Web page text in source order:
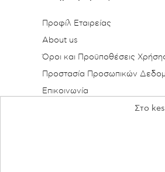
Προφίλ Εταιρείας
About us
Όροι και Προϋποθέσεις
Προστασία Προσωπικών
Επικοινωνία
Στο